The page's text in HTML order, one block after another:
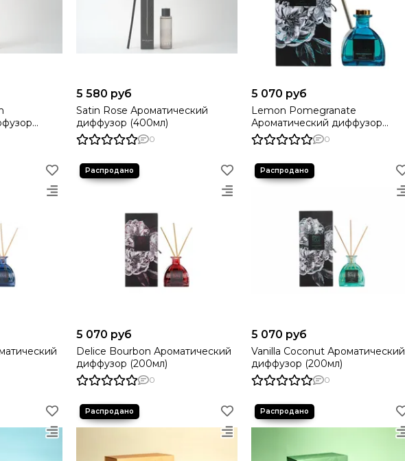
5 580 руб
Satin Rose Ароматический
диффузор (400мл)
0
5 070 руб
Lemon Pomegranate
Ароматический диффузор
(200мл)
0
5 070 руб
Delice Bourbon Ароматический
диффузор (200мл)
0
5 070 руб
Vanilla Coconut Ароматический
диффузор (200мл)
0